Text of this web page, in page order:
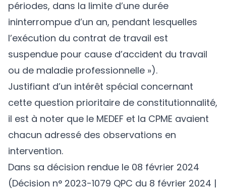
périodes, dans la limite d’une durée
ininterrompue d’un an, pendant lesquelles
l’exécution du contrat de travail est
suspendue pour cause d’accident du travail
ou de maladie professionnelle »).
Justifiant d’un intérêt spécial concernant
cette question prioritaire de constitutionnalité,
il est à noter que le MEDEF et la CPME avaient
chacun adressé des observations en
intervention.
Dans sa décision rendue le 08 février 2024
(Décision n° 2023-1079 QPC du 8 février 2024 |